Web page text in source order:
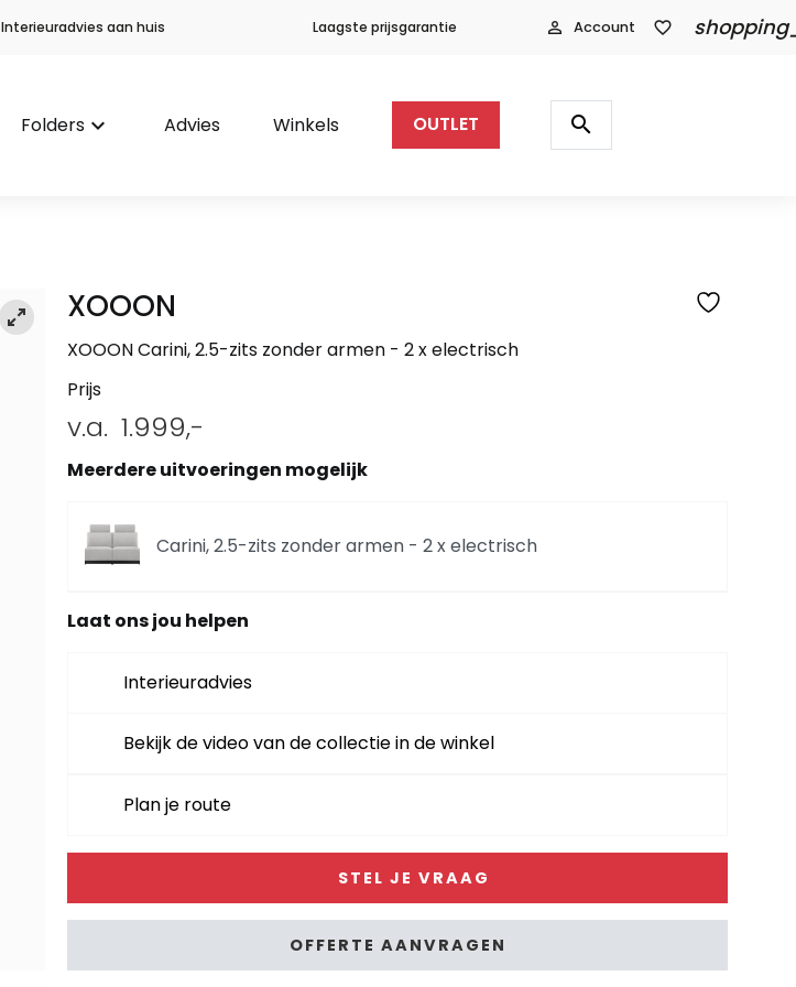
Interieuradvies aan huis Laagste prijsgarantie person_outline Account favorite_border
Folders keyboard_arrow_down Advies Winkels OUTLET
Producten
zoeken
search
XOOON
XOOON Carini, 2.5-zits zonder armen - 2 x electrisch
Prijs
v.a. 1.999,-
Meerdere uitvoeringen mogelijk
Carini, 2.5-zits zonder armen - 2 x electrisch
Carini, hoekbank 2.5-arm rechts electrisch + ottomane links -
vada beige
Carini, hoekbank 2,5 zits arm rechts electrisch + ottomane links
Carini, hoekbank 2,5 zits arm links electrisch + ottomane rechts
- Vada Ivory
Laat ons jou helpen
Interieuradvies
Bekijk de video van de collectie in de winkel
Plan je route
STEL JE VRAAG
OFFERTE AANVRAGEN